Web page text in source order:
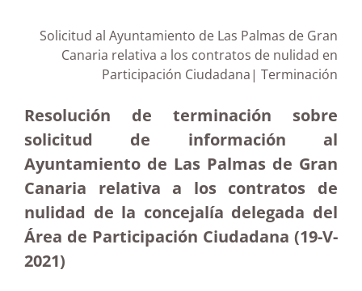
Solicitud al Ayuntamiento de Las Palmas de Gran
Canaria relativa a los contratos de nulidad en
Participación Ciudadana| Terminación
Resolución de terminación sobre
solicitud de información al
Ayuntamiento de Las Palmas de Gran
Canaria relativa a los contratos de
nulidad de la concejalía delegada del
Área de Participación Ciudadana (19-V-
2021)